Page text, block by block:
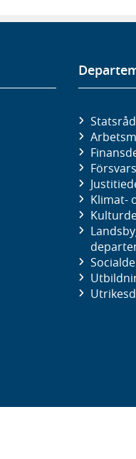
Klimat-